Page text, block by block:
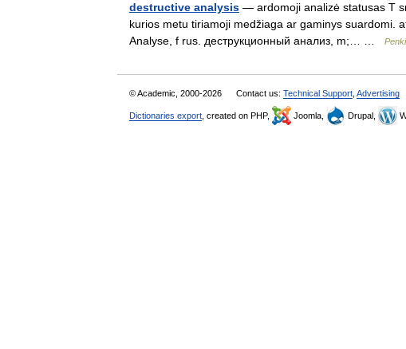
destructive analysis — ardomoji analizė statusas T
kurios metu tiriamoji medžiaga ar gaminys suardomi.
Analyse, f rus. деструкционный анализ, m;… …
© Academic, 2000-2026 Contact us: Technical Support Advertising
Dictionaries export , created on PHP, Joomla, Drupal,